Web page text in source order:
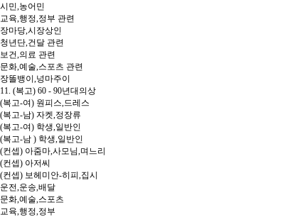
시민,농어민
교육,행정,정부 관련
장마당,시장상인
청년단,건달 관련
보건,의료 관련
문화,예술,스포츠 관련
장똘뱅이,넝마주이
11. (복고) 60 - 90년대의상
(복고-여) 원피스,드레스
(복고-남) 자켓,정장류
(복고-여) 학생,일반인
(복고-남 ) 학생,일반인
(컨셉) 아줌마,사모님,며느리
(컨셉) 아저씨
(컨셉) 보헤미안-히피,집시
운전,운송,배달
문화,예술,스포츠
교육,행정,정부